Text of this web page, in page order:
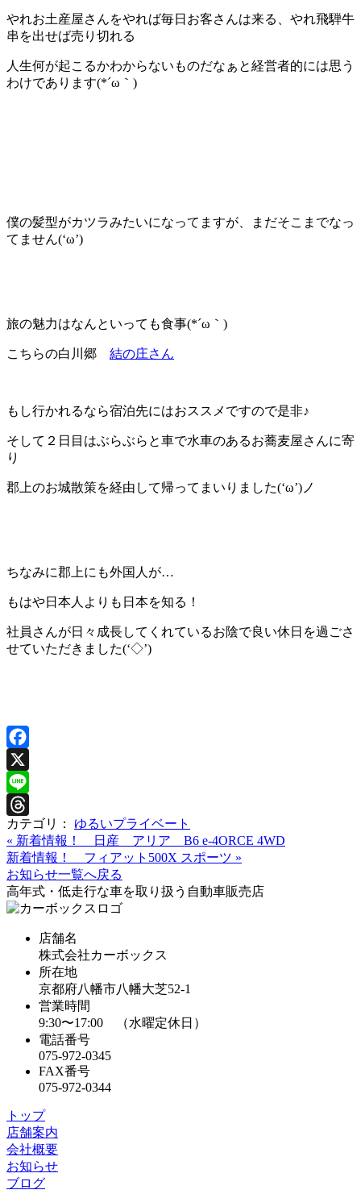
やれお土産屋さんをやれば毎日お客さんは来る、やれ飛騨牛
串を出せば売り切れる
人生何が起こるかわからないものだなぁと経営者的には思う
わけであります(*´ω｀)
僕の髪型がカツラみたいになってますが、まだそこまでなっ
てません(‘ω’)
旅の魅力はなんといっても食事(*´ω｀)
こちらの白川郷 結の庄さん
もし行かれるなら宿泊先にはおススメですので是非♪
そして２日目はぶらぶらと車で水車のあるお蕎麦屋さんに寄
り
郡上のお城散策を経由して帰ってまいりました(‘ω’)ノ
ちなみに郡上にも外国人が…
もはや日本人よりも日本を知る！
社員さんが日々成長してくれているお陰で良い休日を過ごさ
せていただきました(‘◇’)ゞ
Facebook
X
Line
Threads
カテゴリ：
ゆるいプライベート
« 新着情報！ 日産 アリア B6 e-4ORCE 4WD
新着情報！ フィアット500X スポーツ »
お知らせ一覧へ戻る
高年式・低走行な車を取り扱う自動車販売店
店舗名
株式会社カーボックス
所在地
京都府八幡市八幡大芝52-1
営業時間
9:30〜17:00 （水曜定休日）
電話番号
075-972-0345
FAX番号
075-972-0344
トップ
店舗案内
会社概要
お知らせ
ブログ